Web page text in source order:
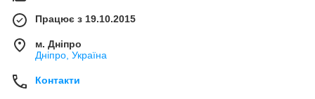
Працює з 19.10.2015
м. Дніпро
Дніпро, Україна
Контакти